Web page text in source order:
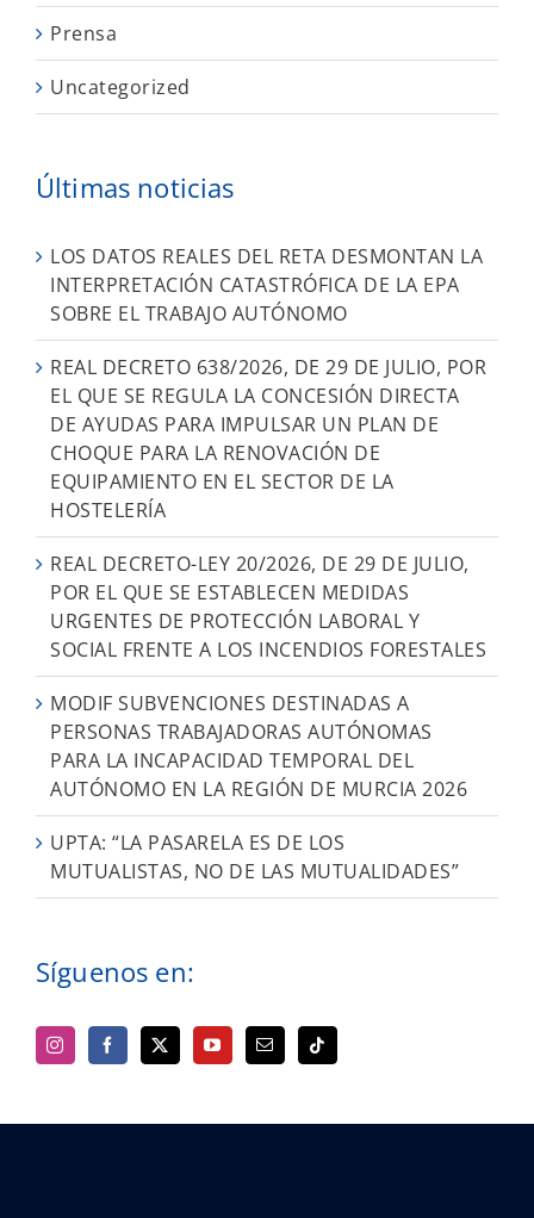
Prensa
Uncategorized
Últimas noticias
LOS DATOS REALES DEL RETA DESMONTAN LA
INTERPRETACIÓN CATASTRÓFICA DE LA EPA
SOBRE EL TRABAJO AUTÓNOMO
REAL DECRETO 638/2026, DE 29 DE JULIO, POR
EL QUE SE REGULA LA CONCESIÓN DIRECTA
DE AYUDAS PARA IMPULSAR UN PLAN DE
CHOQUE PARA LA RENOVACIÓN DE
EQUIPAMIENTO EN EL SECTOR DE LA
HOSTELERÍA
REAL DECRETO-LEY 20/2026, DE 29 DE JULIO,
POR EL QUE SE ESTABLECEN MEDIDAS
URGENTES DE PROTECCIÓN LABORAL Y
SOCIAL FRENTE A LOS INCENDIOS FORESTALES
MODIF SUBVENCIONES DESTINADAS A
PERSONAS TRABAJADORAS AUTÓNOMAS
PARA LA INCAPACIDAD TEMPORAL DEL
AUTÓNOMO EN LA REGIÓN DE MURCIA 2026
UPTA: “LA PASARELA ES DE LOS
MUTUALISTAS, NO DE LAS MUTUALIDADES”
Síguenos en: